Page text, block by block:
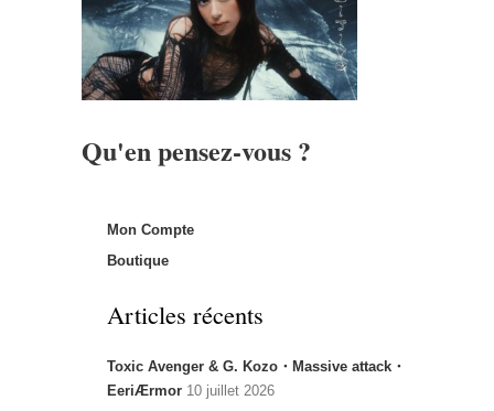
Qu'en pensez-vous ?
Mon Compte
Boutique
Articles récents
Toxic Avenger & G. Kozo・Massive attack・
EeriÆrmor 10 juillet 2026